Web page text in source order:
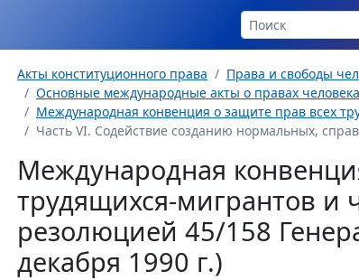
Акты конституционного права
Права и свободы
Основные международные акты о правах человека
Международная конвенция о защите прав всех
Часть VI. Содействие созданию нормальных,
Международная
трудящихся-мигрантов и
резолюцией 45/158
декабря 1990 г.)